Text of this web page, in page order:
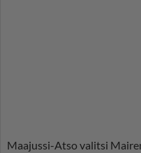
Maajussi-Atso valitsi